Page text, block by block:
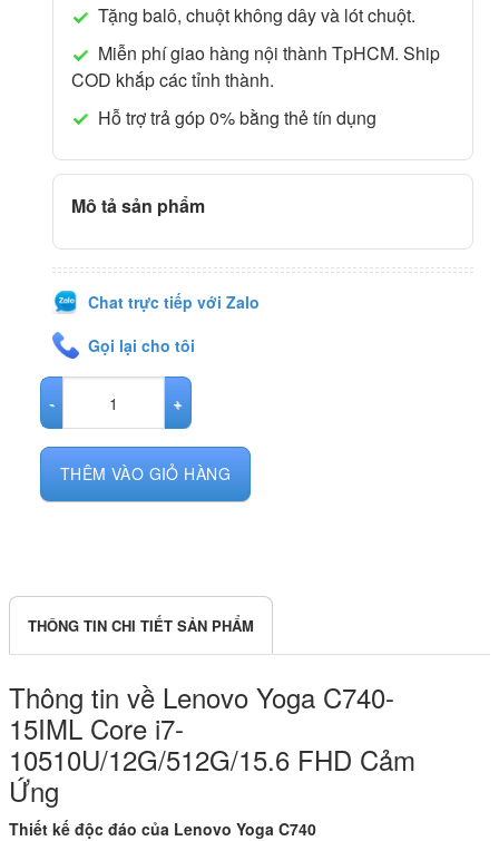
Tặng balô, chuột không dây và lót chuột.
Miễn phí giao hàng nội thành TpHCM. Ship
COD khắp các tỉnh thành.
Hỗ trợ trả góp 0% bằng thẻ tín dụng
Mô tả sản phẩm
Chat trực tiếp với Zalo
Gọi lại cho tôi
Lenovo Yoga C740-15IML Core i7-10510U/12G/512G/15.6 FHD
THÊM VÀO GIỎ HÀNG
THÔNG TIN CHI TIẾT SẢN PHẨM
Thông tin về Lenovo Yoga C740-
15IML Core i7-
10510U/12G/512G/15.6 FHD Cảm
Ứng
Thiết kế độc đáo của Lenovo Yoga C740